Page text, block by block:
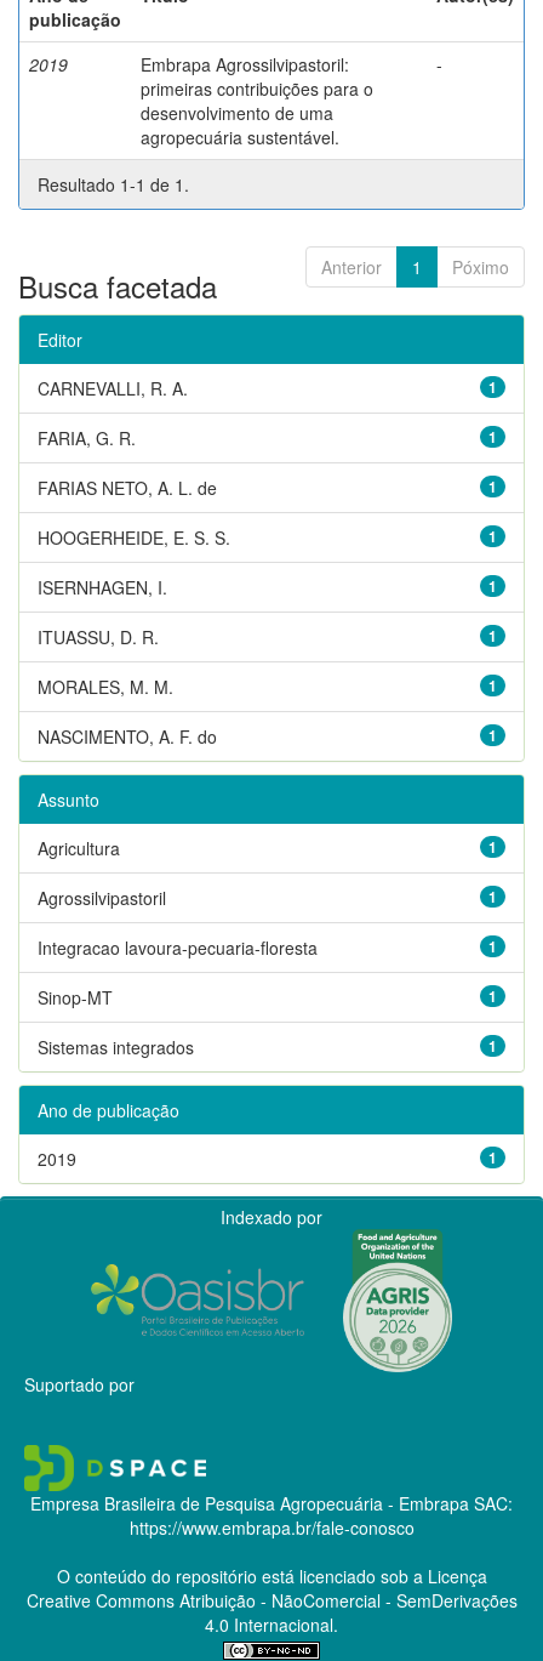
publicação
2019
Embrapa Agrossilvipastoril:
primeiras contribuições para o
desenvolvimento de uma
agropecuária sustentável.
-
Resultado 1-1 de 1.
Anterior 1 Póximo
Busca facetada
Editor
1
CARNEVALLI, R. A.
1
FARIA, G. R.
1
FARIAS NETO, A. L. de
1
HOOGERHEIDE, E. S. S.
1
ISERNHAGEN, I.
1
ITUASSU, D. R.
1
MORALES, M. M.
1
NASCIMENTO, A. F. do
Assunto
1
Agricultura
1
Agrossilvipastoril
1
Integracao lavoura-pecuaria-floresta
1
Sinop-MT
1
Sistemas integrados
Ano de publicação
1
2019
Indexado por
Suportado por
Empresa Brasileira de Pesquisa Agropecuária - Embrapa SAC:
https://www.embrapa.br/fale-conosco
O conteúdo do repositório está licenciado sob a Licença
Creative CommonsAtribuição - NãoComercial - SemDerivações
4.0 Internacional.